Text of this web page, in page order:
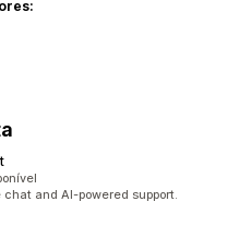
and AI-powered support.